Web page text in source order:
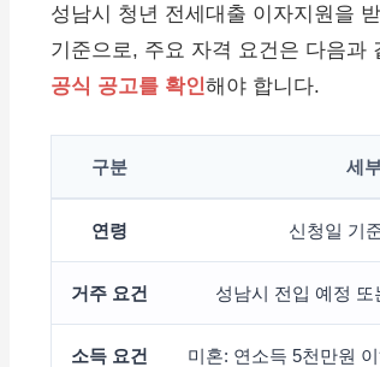
성남시 청년 전세대출 이자지원을
기준으로, 주요 자격 요건은 다음과
공식 공고를 확인해야 합니다.
구분 세
연령 신청일 기
거주 요건 성남시 전입 예정
소득 요건 미혼: 연소득 5천만원